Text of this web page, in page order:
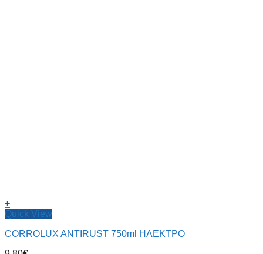
+
Quick View
CORROLUX ANTIRUST 750ml ΗΛΕΚΤΡΟ